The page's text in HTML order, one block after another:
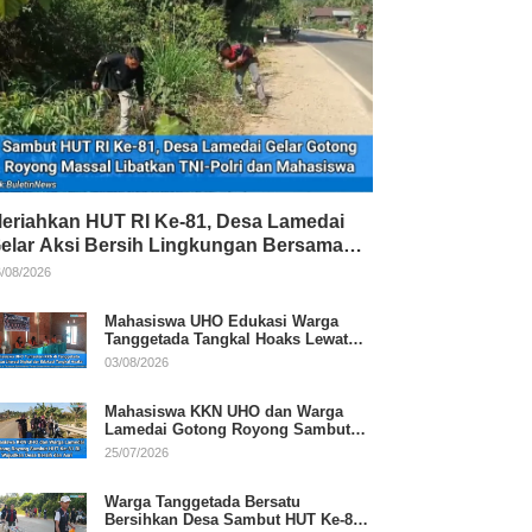
HUT RI Ke-81, Desa Lamedai
Aksi Bersih Lingkungan Bersama
Polri
08/2026
Mahasiswa UHO Edukasi Warga
Tanggetada Tangkal Hoaks Lewat
Program Literasi
03/08/2026
Mahasiswa KKN UHO dan Warga
Lamedai Gotong Royong Sambut
HUT Ke-81 RI
25/07/2026
Warga Tanggetada Bersatu
Bersihkan Desa Sambut HUT Ke-81